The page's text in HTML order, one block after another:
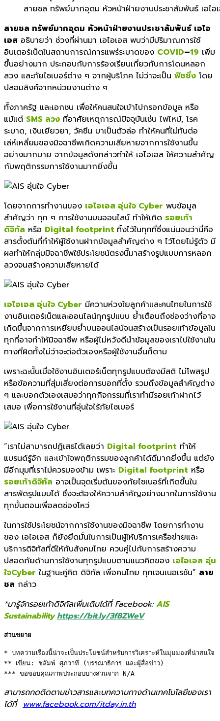
สายชล ทรัพย์มากอุดม หัวหน้าฝ่ายงานประชาสัมพันธ์ เอไอ
สายชล ทรัพย์มากอุดม หัวหน้าฝ่ายงานประชาสัมพันธ์ เอไอ
เอส อธิบายว่า ช่วงที่ผ่านมา เอไอเอส พบว่ามีปริมาณการใช้
อินเตอร์เน็ตในสถานการณ์การแพร่ระบาดของ COVID–19 เพิ่ม
ขึ้นอย่างมาก ประกอบกับการร้องเรียนเกี่ยวกับการโดนหลอก
ลวง และภัยไซเบอร์ต่าง ๆ จากผู้บริโภค ไม่ว่าจะเป็น ฟิชชิ่ง โดย
ปลอมลิงค์จากหน่วยงานต่าง ๆ
ทั้งภาครัฐ และเอกชน เพื่อให้คนสนใจเข้าไปกรอกข้อมูล หรือ
แม้แต่ SMS ลวง ที่อาศัยเหตุการณ์ปัจจุบันเช่น ไฟไหม้, โรค
ระบาด, เงินเยียวยา, วัคซีน มาเป็นตัวล่อ ทำให้คนที่ไม่ทันต่อ
เล่ห์เหลี่ยมของมิจฉาชีพเกิดความเสียหายจากการใช้งานขึ้น
อย่างมากมาย จากข้อมูลดังกล่าวทำให้ เอไอเอส ให้ความสำคัญ
กับพฤติกรรมการใช้งานมากยิ่งขึ้น
โดยจากการทำงานของ เอไอเอส อุ่นใจ Cyber พบข้อมูล
สำคัญว่า ทุก ๆ การใช้งานบนออนไลน์ ทำให้เกิด รอยเท้า
ดิจิทัล หรือ Digital footprint ทิ้งไว้ในทุกที่ซึ่งแน่นอนว่านี่คือ
สารตั้งต้นที่ทำให้ผู้ใช้งานฝากข้อมูลสำคัญต่าง ๆ ไว้โดยไม่รู้ตัว มี
ผลทำให้กลุ่มมิจฉาชีพใช้ประโยชน์ตรงนี้มาสร้างรูปแบบการหลอก
ลวงจนสร้างความเสียหายได้
เอไอเอส อุ่นใจ Cyber มีความห่วงใยลูกค้าและคนไทยในการใช้
งานอินเตอร์เน็ตและออนไลน์ทุกรูปแบบ ย้ำเตือนถึงช่องว่างที่อาจ
เกิดขึ้นจากการเหยียบย่ำบนออนไลน์จนสร้างเป็นรอยเท้าข้อมูลใน
ทุกที่อาจทำให้มิจฉาชีพ หรือผู้ไม่หวังดีนำข้อมูลของเราไปใช้งานใน
ทางที่ผิดทั้งไม่ว่าจะต่อตัวเองหรือผู้ใช้งานอื่นก็ตาม
เพราะฉะนั้นเมื่อใช้งานอินเตอร์เน็ตทุกรูปแบบต้องมีสติ ไม่โพสรูป
หรือข้อความที่สุ่มเสี่ยงต่อการบอกที่ตั้ง รวมถึงข้อมูลสำคัญต่าง
ๆ และบอกตัวเองเสมอว่าทุกกิจกรรมที่เราทำมีรอยเท้าฝากไว้
เสมอ เพื่อการใช้งานที่อุ่นใจไร้ภัยไซเบอร์
“เราไม่สามารถปฏิเสธได้เลยว่า Digital footprint ทำให้
แบรนด์รู้จัก และเข้าใจพฤติกรรมของลูกค้าได้ดีมากยิ่งขึ้น แต่ยัง
มีอีกมุมที่เราไม่ควรมองข้าม เพราะ Digital footprint หรือ
รอยเท้าดิจิทัล อาจเป็นจุดเริ่มต้นของภัยไซเบอร์ที่เกิดขึ้นใน
สารพัดรูปแบบได้ ซึ่งจะต้องให้ความสำคัญอย่างมากในการใช้งาน
ทุกขั้นตอนเพื่อลดช่องโหว่
ในการใช้ประโยชน์จากการใช้งานของมิจฉาชีพ โดยการทำงาน
ของ เอไอเอส ก็ยังยึดมั่นในการเป็นผู้ให้บริการเครือข่ายและ
บริการดิจิทัลที่ดีให้กับสังคมไทย ควบคู่ไปกับการสร้างความ
ปลอดภัยด้านการใช้งานทุกรูปแบบตามแนวคิดของ เอไอเอส อุ่น
ใจCyber ในฐานะคู่คิด ดิจิทัล เพื่อคนไทย ทุกเจนเนอเรชัน” สาย
ชล กล่าว
*มารู้จักรอยเท้าดิจิทัลเพิ่มเติมได้ที่ Facebook: AIS
Sustainability https://bit.ly/3f8ZWeV
ส่วนขยาย
* บทความเรื่องนี้น่าจะเป็นประโยชน์สำหรับการวิเคราะห์ในมุมมองที่น่าสนใจ
** เขียน: ชลัมพ์ ศุภวาที (บรรณาธิการ และผู้สื่อข่าว)
*** ขอขอบคุณภาพประกอบบางส่วนจาก N/A
สามารถกดติดตามข่าวสารและบทความทางด้านเทคโนโลยีของเรา
ได้ที่ www.facebook.com/itday.in.th